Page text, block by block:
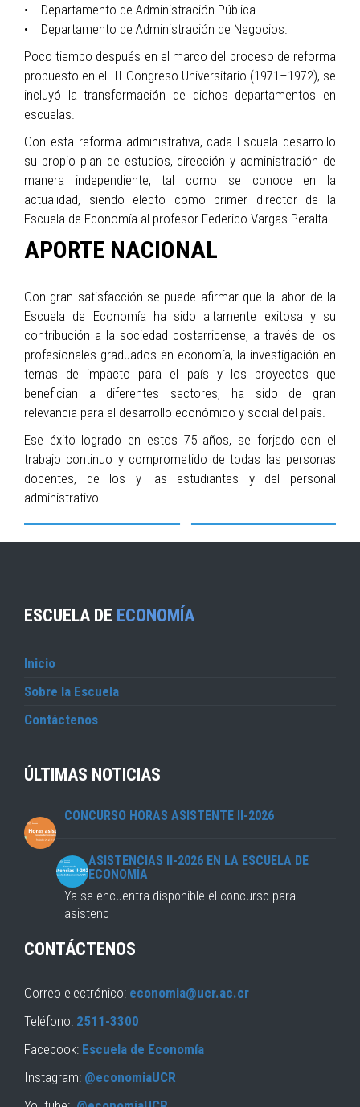
• Departamento de Administración Pública.
• Departamento de Administración de Negocios.
Poco tiempo después en el marco del proceso de reforma
propuesto en el III Congreso Universitario (1971–1972), se
incluyó la transformación de dichos departamentos en
escuelas.
Con esta reforma administrativa, cada Escuela desarrollo
su propio plan de estudios, dirección y administración de
manera independiente, tal como se conoce en la
actualidad, siendo electo como primer director de la
Escuela de Economía al profesor Federico Vargas Peralta.
APORTE NACIONAL
Con gran satisfacción se puede afirmar que la labor de la
Escuela de Economía ha sido altamente exitosa y su
contribución a la sociedad costarricense, a través de los
profesionales graduados en economía, la investigación en
temas de impacto para el país y los proyectos que
benefician a diferentes sectores, ha sido de gran
relevancia para el desarrollo económico y social del país.
Ese éxito logrado en estos 75 años, se forjado con el
trabajo continuo y comprometido de todas las personas
docentes, de los y las estudiantes y del personal
administrativo.
ESCUELA DE ECONOMÍA
Inicio
Sobre la Escuela
Contáctenos
ÚLTIMAS NOTICIAS
CONCURSO HORAS ASISTENTE II-2026
ASISTENCIAS II-2026 EN LA ESCUELA DE
ECONOMÍA
Ya se encuentra disponible el concurso para
asistenc
CONTÁCTENOS
Correo electrónico: economia@ucr.ac.cr
Teléfono: 2511-3300
Facebook: Escuela de Economía
Instagram: @economiaUCR